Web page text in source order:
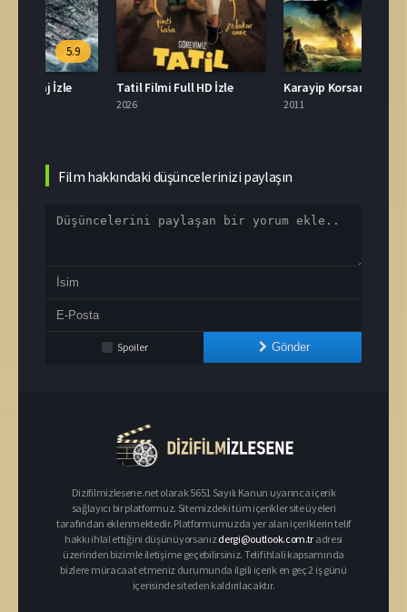
Tatil Filmi Full HD İzle
6.6
Karayip Korsanları 4 Gizemli Denizlerde​ İzle
Film hakkındaki düşüncelerinizi paylaşın
Spoiler Gönder
Dizifilmizlesene.net olarak 5651 Sayılı Kanun uyarınca içerik
sağlayıcı bir platformuz. Sitemizdeki tüm içerikler site üyeleri
tarafından eklenmektedir. Platformumuzda yer alan içeriklerin telif
hakkı ihlal ettiğini düşünüyorsanızdergi@outlook.com.tr adresi
üzerinden bizimle iletişime geçebilirsiniz. Telif ihlali kapsamında
bizlere müracaat etmeniz durumunda ilgili içerik en geç 2 iş günü
içerisinde siteden kaldırılacaktır.